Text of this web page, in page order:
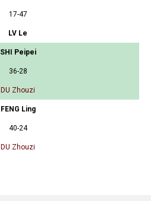
17-47
LV Le
SHI Peipei
36-28
DU Zhouzi
FENG Ling
40-24
DU Zhouzi